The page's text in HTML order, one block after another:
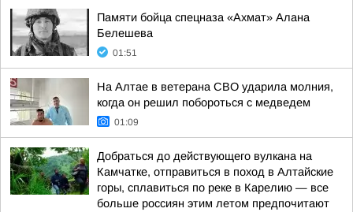
Памяти бойца спецназа «Ахмат» Алана
Белешева
01:51
На Алтае в ветерана СВО ударила молния,
когда он решил побороться с медведем
01:09
Добраться до действующего вулкана на
Камчатке, отправиться в поход в Алтайские
горы, сплавиться по реке в Карелию — все
больше россиян этим летом предпочитают